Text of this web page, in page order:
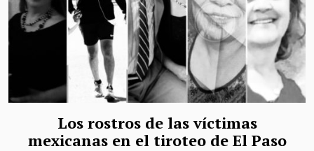
Los rostros de las víctimas
mexicanas en el tiroteo de El Paso